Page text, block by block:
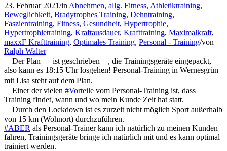
23. Februar 2021/in Abnehmen, allg. Fitness, Athletiktraining,
Beweglichkeit, Bradytrophes Training, Dehntraining,
Faszientraining, Fitness, Gesundheit, Hypertrophie,
Hypertrophietraining, Kraftausdauer, Krafttraining, Maximalkraft,
maxxF Krafttraining, Optimales Training, Personal - Training/von
Ralph Walter
Der Plan
ist geschrieben
, die Trainingsgeräte eingepackt,
also kann es 18:15 Uhr losgehen! Personal-Training in Wernesgrün
mit Lisa steht auf dem Plan.
Einer der vielen #Vorteile vom Personal-Training ist, dass
Training findet, wann und wo mein Kunde Zeit hat statt.
Durch den Lockdown ist es zurzeit nicht möglich Sport außerhalb
von 15 km (Wohnort) durchzuführen.
#ABER als Personal-Trainer kann ich natürlich zu meinen Kunden
fahren, Trainingsgeräte bringe ich natürlich mit und es kann optimal
trainiert werden.